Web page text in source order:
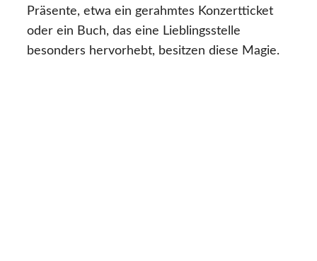
Präsente, etwa ein gerahmtes Konzertticket
oder ein Buch, das eine Lieblingsstelle
besonders hervorhebt, besitzen diese Magie.